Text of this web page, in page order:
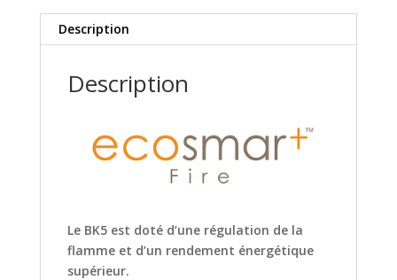
Description
Description
Le BK5 est doté d’une régulation de la
flamme et d’un rendement énergétique
supérieur.